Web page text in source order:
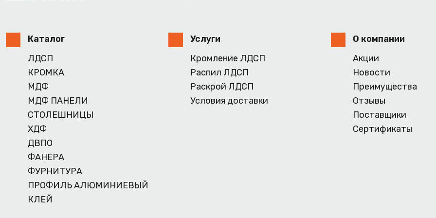
Каталог
ЛДСП
КРОМКА
МДФ
МДФ ПАНЕЛИ
СТОЛЕШНИЦЫ
ХДФ
ДВПО
ФАНЕРА
ФУРНИТУРА
ПРОФИЛЬ АЛЮМИНИЕВЫЙ
КЛЕЙ
Услуги
Кромление ЛДСП
Распил ЛДСП
Раскрой ЛДСП
Условия доставки
О компании
Акции
Новости
Преимущества
Отзывы
Поставщики
Сертификаты